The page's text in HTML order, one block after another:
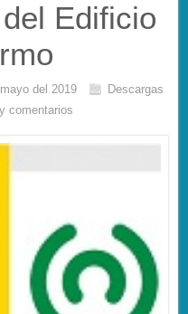
Edificio
del 2019
Descargas
comentarios